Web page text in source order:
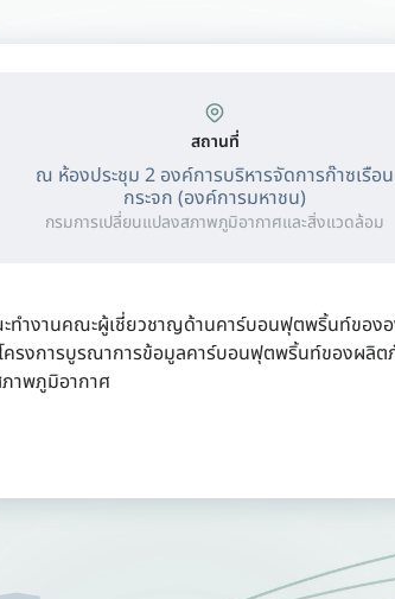
สถานที่
ณ ห้องประชุม 2 องค์การบริหารจัดการก๊าซเรือน
กระจก (องค์การมหาชน)
กรมการเปลี่ยนแปลงสภาพภูมิอากาศและสิ่งแวดล้อม
ทำงานคณะผู้เชี่ยวชาญด้านคาร์บอนฟุตพริ้นท์ของ
ครงการบูรณาการข้อมูลคาร์บอนฟุตพริ้นท์ของผลิ
าพภูมิอากาศ